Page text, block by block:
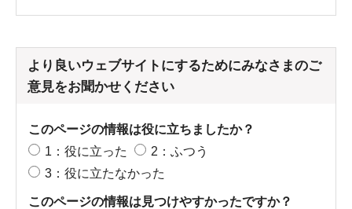
より良いウェブサイトにするためにみなさまのご
意見をお聞かせください
このページの情報は役に立ちましたか？
1：役に立った
2：ふつう
3：役に立たなかった
このページの情報は見つけやすかったですか？